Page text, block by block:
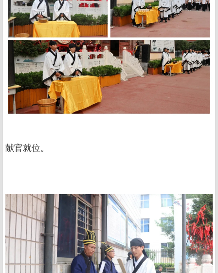
献官就位。